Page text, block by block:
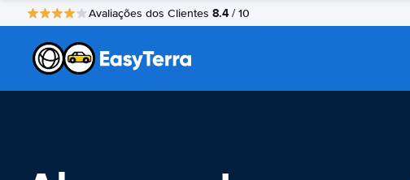
Avaliações dos Clientes 8.4 / 10